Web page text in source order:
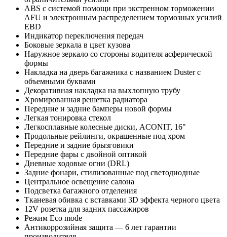
ABS с системой помощи при экстренном торможении
AFU и электронным распределением тормозных усилий
EBD
Индикатор переключения передач
Боковые зеркала в цвет кузова
Наружное зеркало со стороны водителя асферической
формы
Накладка на дверь багажника с названием Duster с
объемными буквами
Декоративная накладка на выхлопную трубу
Хромированная решетка радиатора
Передние и задние бамперы новой формы
Легкая тонировка стекол
Легкосплавные колесные диски, ACONIT, 16"
Продольные рейлинги, окрашенные под хром
Передние и задние брызговики
Передние фары с двойной оптикой
Дневные ходовые огни (DRL)
Задние фонари, стилизованные под светодиодные
Центральное освещение салона
Подсветка багажного отделения
Тканевая обивка с вставками 3D эффекта черного цвета
12V розетка для задних пассажиров
Режим Eco mode
Антикоррозийная защита — 6 лет гарантии